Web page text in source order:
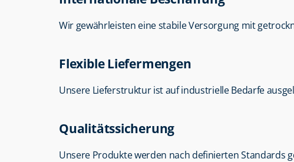
Wir gewährleisten eine stabile Versorgung mit
Flexible Liefermengen
Unsere Lieferstruktur ist auf industrielle Bedarfe
Qualitätssicherung
Unsere Produkte werden nach definierten Standards